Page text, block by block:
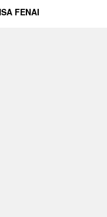
FENAI